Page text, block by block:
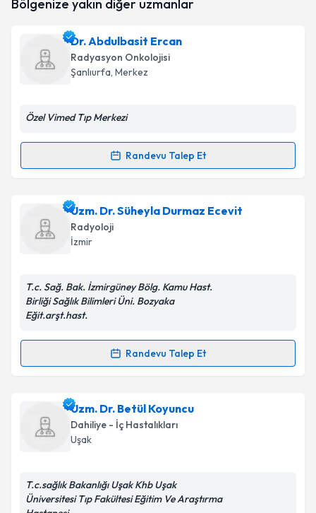
oluşturun. Size bu uzmandan randevu almanız için bir
E-posta Adresiniz
Kişisel verilerimin işlenmesine ilişkin
kapsamda işlenmesini kabul ediyorum.
Bölgenize yakın diğer uzmanlar
Dr. Abdulbasit Ercan
Radyasyon Onkolojisi
Şanlıurfa, Merkez
Özel Vimed Tıp Merkezi
Randevu Talep Et
Randevu Takvimi Talebi
Dr. Abdulbasit Ercaniçin randevu takvimi talebi
oluşturun. Size bu uzmandan randevu almanız için bir
takvim hazırlandığında e-posta ile bilgilendireceğiz.
'ni okudum ve kişisel verilerimin belirtilen
kapsamda işlenmesini kabul ediyorum.
Takvim Talebini Gönder
Uzm. Dr. Süheyla Durmaz Ecevit
Radyoloji
İzmir
T.c. Sağ. Bak. İzmirgüney Bölg. Kamu Hast.
Birliği Sağlık Bilimleri Üni. Bozyaka
Eğit.arşt.hast.
Randevu Talep Et
Randevu Takvimi Talebi
Uzm. Dr. Süheyla Durmaz Ecevit
takvimi talebi oluşturun. Size bu uzmandan randevu
almanız için bir takvim hazırlandığında e-posta ile
bilgilendireceğiz.
Uzm. Dr. Betül Koyuncu
Dahiliye - İç Hastalıkları
Uşak
T.c.sağlık Bakanlığı Uşak Khb Uşak
Üniversitesi Tıp Fakültesi Eğitim Ve Araştırma